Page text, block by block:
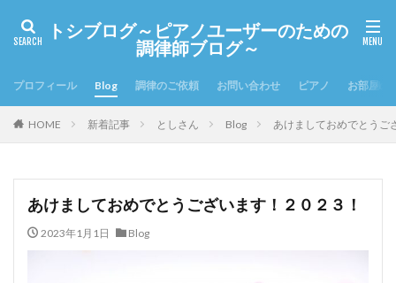
トシブログ～ピアノユーザーのための
調律師ブログ～
プロフィール Blog 調律のご依頼 お問い合わせ ピアノ お部屋の
HOME 新着記事 としさん Blog あけましておめでとうご
あけましておめでとうございます！２０２３！
2023年1月1日 Blog